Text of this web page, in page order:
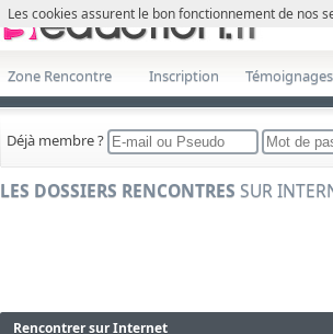
Zone Rencontre Inscription Témoignages
Déjà membre ?
LES DOSSIERS RENCONTRES SUR
Rencontrer sur Internet
Les cookies assurent le bon fonctionnement de nos